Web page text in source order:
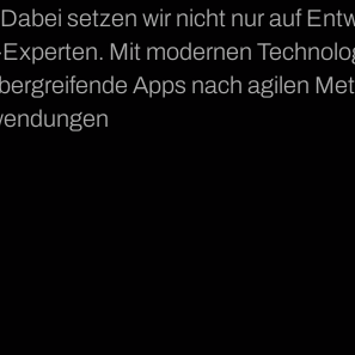
setzen wir nicht nur auf
Mit modernen
Apps nach agilen